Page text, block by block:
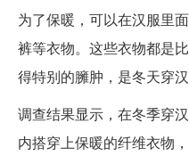
为了保暖，可以在汉服里
裤等衣物。这些衣物都是
得特别的臃肿，是冬天穿汉
调查结果显示，在冬季穿
内搭穿上保暖的纤维衣物